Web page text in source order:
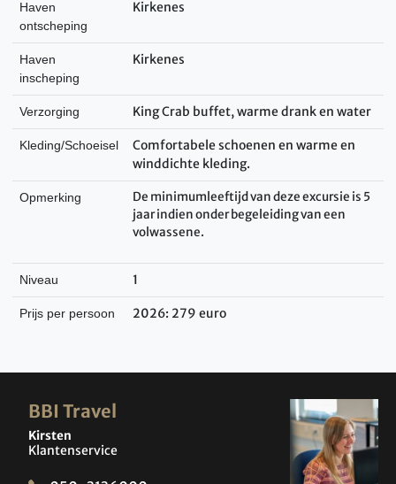
Haven
ontscheping
Kirkenes
Haven
inscheping
Kirkenes
Verzorging King Crab buffet, warme drank en water
Kleding/Schoeisel
Comfortabele schoenen en warme en
winddichte kleding.
Opmerking
De minimumleeftijd van deze excursie is 5
jaar indien onder begeleiding van een
volwassene.
Niveau 1
Prijs per persoon 2026: 279 euro
BBI Travel
Kirsten
Klantenservice